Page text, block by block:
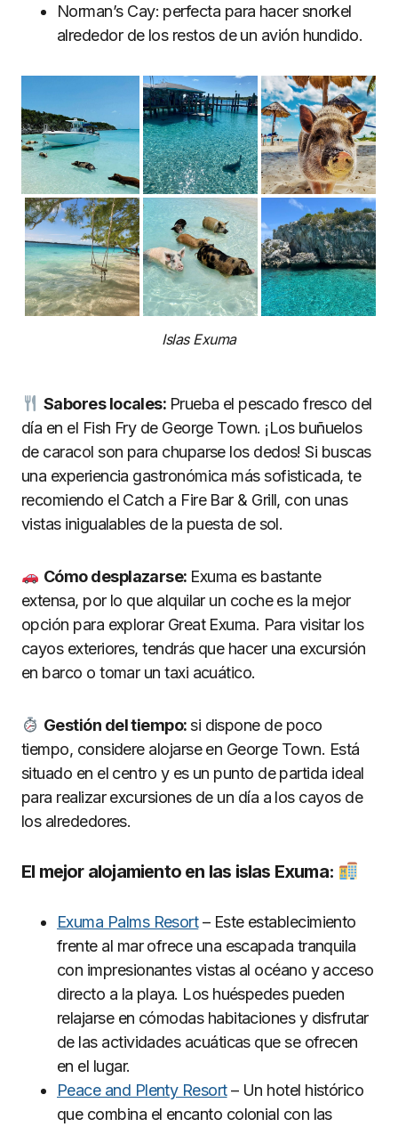
Norman’s Cay: perfecta para hacer snorkel
alrededor de los restos de un avión hundido.
Islas Exuma
Sabores locales: Prueba el pescado fresco del
día en el Fish Fry de George Town. ¡Los buñuelos
de caracol son para chuparse los dedos! Si buscas
una experiencia gastronómica más sofisticada, te
recomiendo el Catch a Fire Bar & Grill, con unas
vistas inigualables de la puesta de sol.
Cómo desplazarse: Exuma es bastante
extensa, por lo que alquilar un coche es la mejor
opción para explorar Great Exuma. Para visitar los
cayos exteriores, tendrás que hacer una excursión
en barco o tomar un taxi acuático.
Gestión del tiempo:si dispone de poco
tiempo, considere alojarse en George Town. Está
situado en el centro y es un punto de partida ideal
para realizar excursiones de un día a los cayos de
los alrededores.
El mejor alojamiento en las islas Exuma:
Exuma Palms Resort– Este establecimiento
frente al mar ofrece una escapada tranquila
con impresionantes vistas al océano y acceso
directo a la playa. Los huéspedes pueden
relajarse en cómodas habitaciones y disfrutar
de las actividades acuáticas que se ofrecen
en el lugar.
Peace and Plenty Resort– Un hotel histórico
que combina el encanto colonial con las